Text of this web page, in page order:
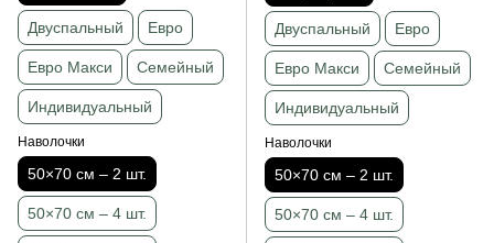
Двуспальный Евро
Евро Макси Семейный
Индивидуальный
Наволочки
50×70 см – 2 шт.
50×70 см – 4 шт.
Двуспальный Евро
Евро Макси Семейный
Индивидуальный
Наволочки
50×70 см – 2 шт.
50×70 см – 4 шт.